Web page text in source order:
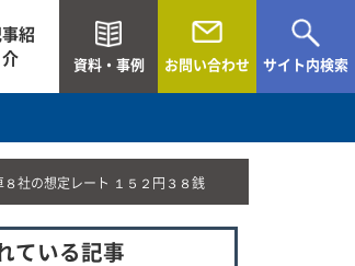
紹
介
資料・事例 お問い合わせ サイト内検索
８社の想定レート １５２円３８銭
ている記事